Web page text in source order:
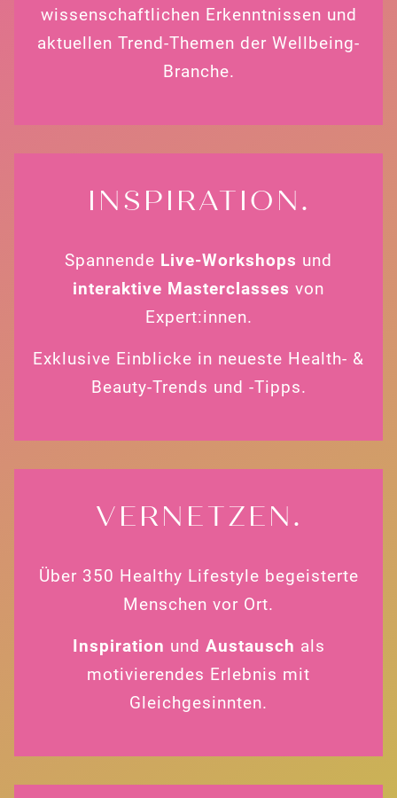
wissenschaftlichen Erkenntnissen und
aktuellen Trend-Themen der Wellbeing-
Branche.
INSPIRATION.
Spannende Live-Workshops und
interaktive Masterclasses von
Expert:innen.
Exklusive Einblicke in neueste Health- &
Beauty-Trends und -Tipps.
VERNETZEN.
Über 350 Healthy Lifestyle begeisterte
Menschen vor Ort.
Inspiration und Austausch als
motivierendes Erlebnis mit
Gleichgesinnten.